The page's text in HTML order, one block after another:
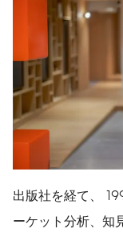
出版社を経て、
ーケット分析、知